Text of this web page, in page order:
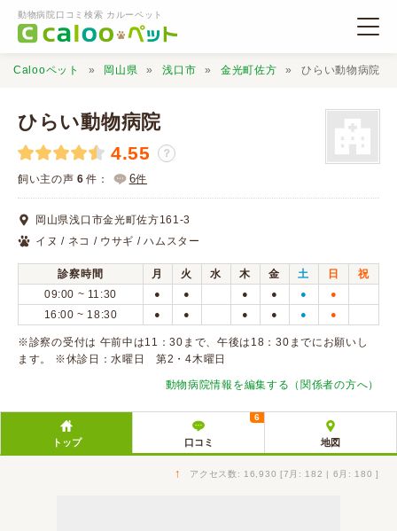
動物病院口コミ検索 カルーペット
動物病院検索
口コミ検索
Calooペットとは？
口コミ投稿
Calooペット 岡山県 浅口市 金光町佐方 ひらい動物病院
ひらい動物病院
4.55 ？
飼い主の声 6 件： 6件
岡山県浅口市金光町佐方161-3
イヌ / ネコ / ウサギ / ハムスター
診察時間 月 火 水 木 金 土 日
祝
09:00 ~ 11:30
● ● ● ● ● ●
16:00 ~ 18:30 ● ● ● ● ● ●
※診察の受付は 午前中は11：30まで、午後は18：30までにお願いし
ます。 ※休診日：水曜日 第2・4木曜日
動物病院情報を編集する（関係者の方へ）
トップ 口コミ
6
地図
↑ アクセス数: 16,930 [7月: 182 | 6月: 180 ]